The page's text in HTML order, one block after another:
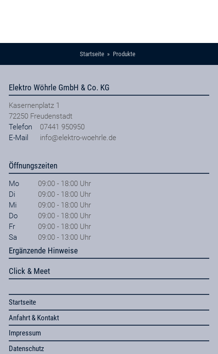
Startseite Produkte
Elektro Wöhrle GmbH & Co. KG
Kasernenplatz 1
72250 Freudenstadt
Telefon
07441 950950
E-Mail
info@elektro-woehrle.de
Öffnungszeiten
Mo
09:00 - 18:00 Uhr
Di
09:00 - 18:00 Uhr
Mi
09:00 - 18:00 Uhr
Do
09:00 - 18:00 Uhr
Fr
09:00 - 18:00 Uhr
Sa
09:00 - 13:00 Uhr
Ergänzende Hinweise
Click & Meet
Startseite
Anfahrt & Kontakt
Impressum
Datenschutz